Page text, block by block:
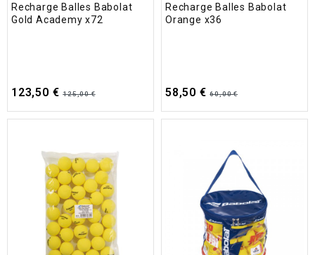
Recharge Balles Babolat
Gold Academy x72
123,50 € 125,00 €
Recharge Balles Babolat
Orange x36
58,50 € 60,00 €